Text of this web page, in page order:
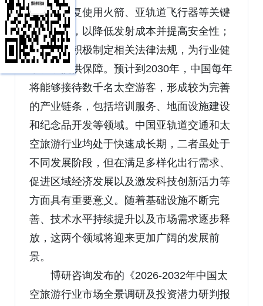
推进可重复使用火箭、亚轨道飞行器等关键
技术攻关，以降低发射成本并提高安全性；
政府也在积极制定相关法律法规，为行业健
康发展提供保障。预计到2030年，中国每年
将能够接待数千名太空游客，形成较为完善
的产业链条，包括培训服务、地面设施建设
和纪念品开发等领域。中国亚轨道交通和太
空旅游行业均处于快速成长期，二者虽处于
不同发展阶段，但在满足多样化出行需求、
促进区域经济发展以及激发科技创新活力等
方面具有重要意义。随着基础设施不断完
善、技术水平持续提升以及市场需求逐步释
放，这两个领域将迎来更加广阔的发展前
景。
博研咨询发布的《2026-2032年中国太
空旅游行业市场全景调研及投资潜力研判报